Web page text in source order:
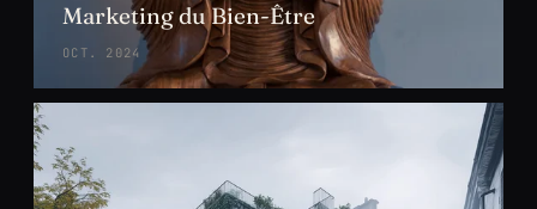
Marketing du Bien-Être
OCT. 2024